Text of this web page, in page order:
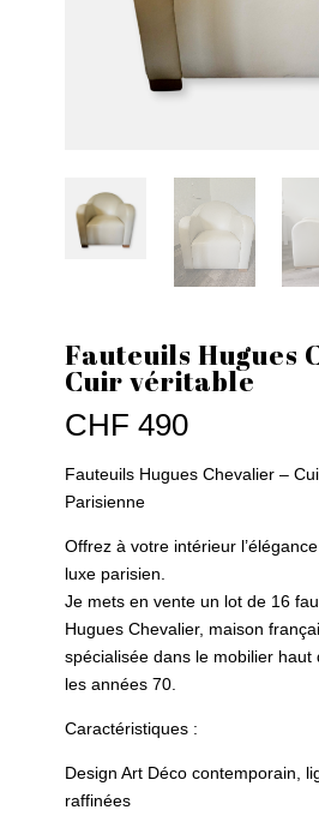
Fauteuils Hugues
Cuir véritable
CHF 490
Fauteuils Hugues Chevalier –
Parisienne
Offrez à votre intérieur
luxe parisien.
Je mets en vente un lot de 16
Hugues Chevalier, maison
spécialisée dans le mobilier haut
les années 70.
Caractéristiques :
Design Art Déco contemporain,
raffinées